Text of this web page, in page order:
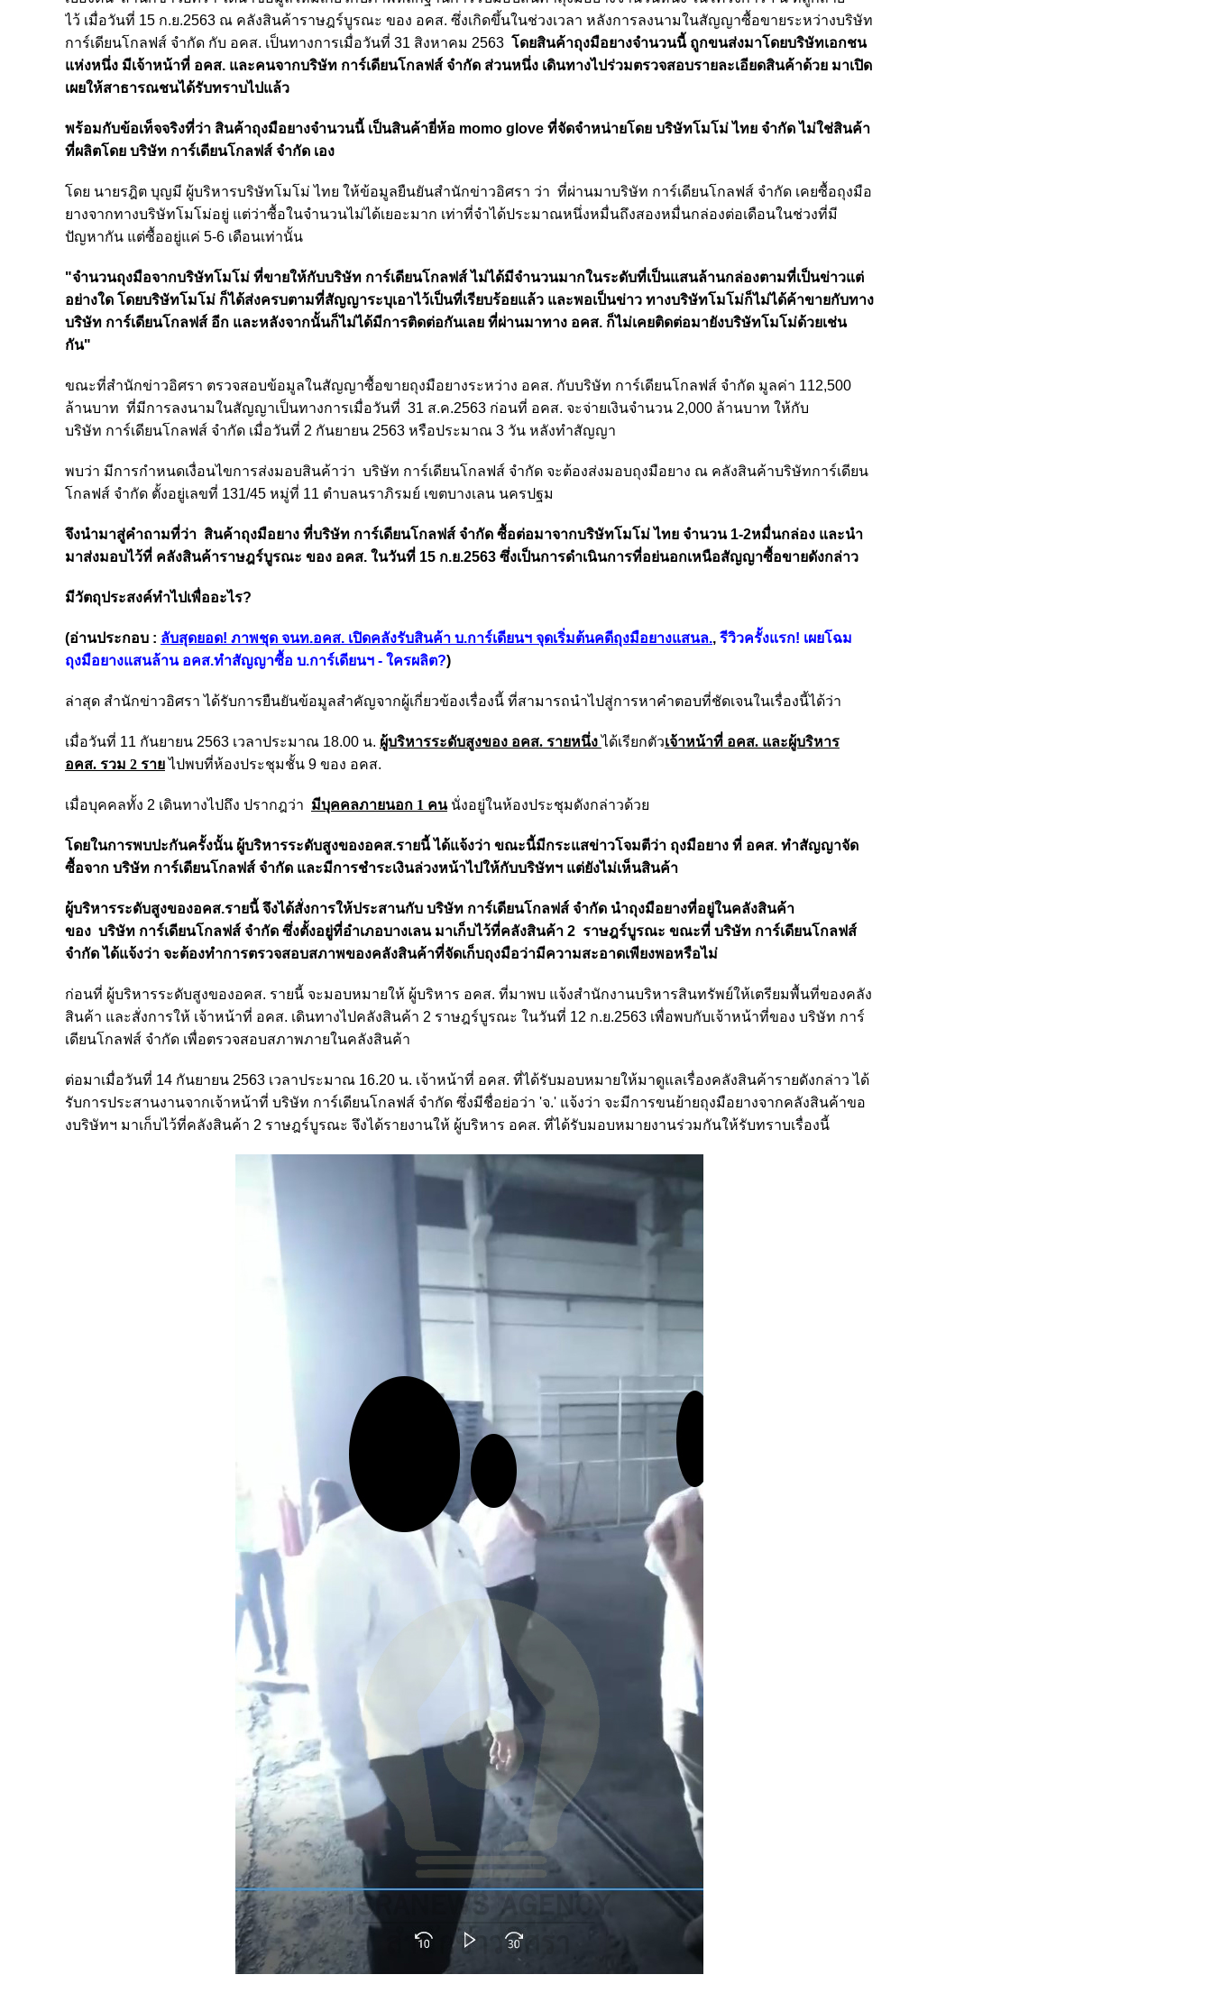
ไว้ เมื่อวันที่ 15 ก.ย.2563 ณ คลังสินค้าราษฎร์บูรณะ ของ อคส. ซึ่งเกิดขึ้นในช่วงเวลา หลังการลงนามในสัญญาซื้อขายระหว่างบริษัท
การ์เดียนโกลฟส์ จำกัด กับ อคส. เป็นทางการเมื่อวันที่ 31 สิงหาคม 2563 โดยสินค้าถุงมือยางจำนวนนี้ ถูกขนส่งมาโดยบริษัทเอกชน
แห่งหนึ่ง มีเจ้าหน้าที่ อคส. และคนจากบริษัท การ์เดียนโกลฟส์ จำกัด ส่วนหนึ่ง เดินทางไปร่วมตรวจสอบรายละเอียดสินค้าด้วย มาเปิด
เผยให้สาธารณชนได้รับทราบไปแล้ว
พร้อมกับข้อเท็จจริงที่ว่า สินค้าถุงมือยางจำนวนนี้ เป็นสินค้ายี่ห้อ momo glove ที่จัดจำหน่ายโดย บริษัทโมโม่ ไทย จำกัด ไม่ใช่สินค้า
ที่ผลิตโดย บริษัท การ์เดียนโกลฟส์ จำกัด เอง
โดย นายรฎิต บุญมี ผู้บริหารบริษัทโมโม่ ไทย ให้ข้อมูลยืนยันสำนักข่าวอิศรา ว่า ที่ผ่านมาบริษัท การ์เดียนโกลฟส์ จำกัด เคยซื้อถุงมือ
ยางจากทางบริษัทโมโม่อยู่ แต่ว่าซื้อในจำนวนไม่ได้เยอะมาก เท่าที่จำได้ประมาณหนึ่งหมื่นถึงสองหมื่นกล่องต่อเดือนในช่วงที่มี
ปัญหากัน แต่ซื้ออยู่แค่ 5-6 เดือนเท่านั้น
"จำนวนถุงมือจากบริษัทโมโม่ ที่ขายให้กับบริษัท การ์เดียนโกลฟส์ ไม่ได้มีจำนวนมากในระดับที่เป็นแสนล้านกล่องตามที่เป็นข่าวแต่
อย่างใด โดยบริษัทโมโม่ ก็ได้ส่งครบตามที่สัญญาระบุเอาไว้เป็นที่เรียบร้อยแล้ว และพอเป็นข่าว ทางบริษัทโมโม่ก็ไม่ได้ค้าขายกับทาง
บริษัท การ์เดียนโกลฟส์ อีก และหลังจากนั้นก็ไม่ได้มีการติดต่อกันเลย ที่ผ่านมาทาง อคส. ก็ไม่เคยติดต่อมายังบริษัทโมโม่ด้วยเช่น
กัน"
ขณะที่สำนักข่าวอิศรา ตรวจสอบข้อมูลในสัญญาซื้อขายถุงมือยางระหว่าง อคส. กับบริษัท การ์เดียนโกลฟส์ จำกัด มูลค่า 112,500
ล้านบาท ที่มีการลงนามในสัญญาเป็นทางการเมื่อวันที่ 31 ส.ค.2563 ก่อนที่ อคส. จะจ่ายเงินจำนวน 2,000 ล้านบาท ให้กับ
บริษัท การ์เดียนโกลฟส์ จำกัด เมื่อวันที่ 2 กันยายน 2563 หรือประมาณ 3 วัน หลังทำสัญญา
พบว่า มีการกำหนดเงื่อนไขการส่งมอบสินค้าว่า บริษัท การ์เดียนโกลฟส์ จำกัด จะต้องส่งมอบถุงมือยาง ณ คลังสินค้าบริษัทการ์เดียน
โกลฟส์ จำกัด ตั้งอยู่เลขที่ 131/45 หมู่ที่ 11 ตำบลนราภิรมย์ เขตบางเลน นครปฐม
จึงนำมาสู่คำถามที่ว่า สินค้าถุงมือยาง ที่บริษัท การ์เดียนโกลฟส์ จำกัด ซื้อต่อมาจากบริษัทโมโม่ ไทย จำนวน 1-2หมื่นกล่อง และนำ
มาส่งมอบไว้ที่ คลังสินค้าราษฎร์บูรณะ ของ อคส. ในวันที่ 15 ก.ย.2563 ซึ่งเป็นการดำเนินการที่อย่นอกเหนือสัญญาซื้อขายดังกล่าว
มีวัตถุประสงค์ทำไปเพื่ออะไร?
(อ่านประกอบ : ลับสุดยอด! ภาพชุด จนท.อคส. เปิดคลังรับสินค้า บ.การ์เดียนฯ จุดเริ่มต้นคดีถุงมือยางแสนล., รีวิวครั้งแรก! เผยโฉม
ถุงมือยางแสนล้าน อคส.ทำสัญญาซื้อ บ.การ์เดียนฯ - ใครผลิต?)
ล่าสุด สำนักข่าวอิศรา ได้รับการยืนยันข้อมูลสำคัญจากผู้เกี่ยวข้องเรื่องนี้ ที่สามารถนำไปสู่การหาคำตอบที่ชัดเจนในเรื่องนี้ได้ว่า
เมื่อวันที่ 11 กันยายน 2563 เวลาประมาณ 18.00 น. ผู้บริหารระดับสูงของ อคส. รายหนึ่ง ได้เรียกตัวเจ้าหน้าที่ อคส. และผู้บริหาร
อคส. รวม 2 รายไปพบที่ห้องประชุมชั้น 9 ของ อคส.
เมื่อบุคคลทั้ง 2 เดินทางไปถึง ปรากฎว่า มีบุคคลภายนอก 1 คนนั่งอยู่ในห้องประชุมดังกล่าวด้วย
โดยในการพบปะกันครั้งนั้น ผู้บริหารระดับสูงของอคส.รายนี้ ได้แจ้งว่า ขณะนี้มีกระแสข่าวโจมตีว่า ถุงมือยาง ที่ อคส. ทำสัญญาจัด
ซื้อจาก บริษัท การ์เดียนโกลฟส์ จำกัด และมีการชำระเงินล่วงหน้าไปให้กับบริษัทฯ แต่ยังไม่เห็นสินค้า
ผู้บริหารระดับสูงของอคส.รายนี้ จึงได้สั่งการให้ประสานกับ บริษัท การ์เดียนโกลฟส์ จำกัด นำถุงมือยางที่อยู่ในคลังสินค้า
ของ บริษัท การ์เดียนโกลฟส์ จำกัด ซึ่งตั้งอยู่ที่อำเภอบางเลน มาเก็บไว้ที่คลังสินค้า 2 ราษฎร์บูรณะ ขณะที่ บริษัท การ์เดียนโกลฟส์
จำกัด ได้แจ้งว่า จะต้องทำการตรวจสอบสภาพของคลังสินค้าที่จัดเก็บถุงมือว่ามีความสะอาดเพียงพอหรือไม่
ก่อนที่ ผู้บริหารระดับสูงของอคส. รายนี้ จะมอบหมายให้ ผู้บริหาร อคส. ที่มาพบ แจ้งสำนักงานบริหารสินทรัพย์ให้เตรียมพื้นที่ของคลัง
สินค้า และสั่งการให้ เจ้าหน้าที่ อคส. เดินทางไปคลังสินค้า 2 ราษฎร์บูรณะ ในวันที่ 12 ก.ย.2563 เพื่อพบกับเจ้าหน้าที่ของ บริษัท การ์
เดียนโกลฟส์ จำกัด เพื่อตรวจสอบสภาพภายในคลังสินค้า
ต่อมาเมื่อวันที่ 14 กันยายน 2563 เวลาประมาณ 16.20 น. เจ้าหน้าที่ อคส. ที่ได้รับมอบหมายให้มาดูแลเรื่องคลังสินค้ารายดังกล่าว ได้
รับการประสานงานจากเจ้าหน้าที่ บริษัท การ์เดียนโกลฟส์ จำกัด ซึ่งมีชื่อย่อว่า 'จ.' แจ้งว่า จะมีการขนย้ายถุงมือยางจากคลังสินค้าขอ
งบริษัทฯ มาเก็บไว้ที่คลังสินค้า 2 ราษฎร์บูรณะ จึงได้รายงานให้ ผู้บริหาร อคส. ที่ได้รับมอบหมายงานร่วมกันให้รับทราบเรื่องนี้